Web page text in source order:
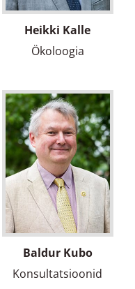
Heikki Kalle
Ökoloogia
Baldur Kubo
Konsultatsioonid